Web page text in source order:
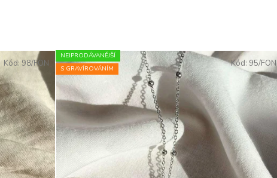
Kód:98/FON
NEJPRODÁVANĚJŠÍ
S GRAVÍROVÁNÍM
Kód: 95/FON